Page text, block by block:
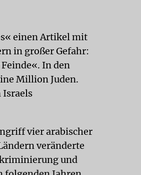
einen Artikel mit
in großer Gefahr:
In den
Million Juden.
Israels
vier arabischer
veränderte
und